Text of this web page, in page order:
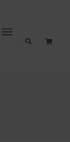
Toggle
Navigation